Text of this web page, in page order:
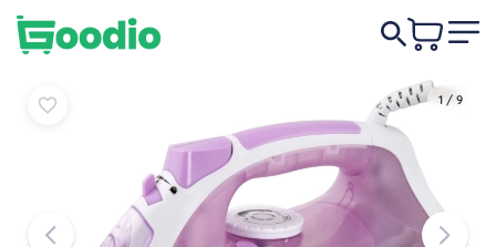
1 / 9
5 490 Ft Kosárba